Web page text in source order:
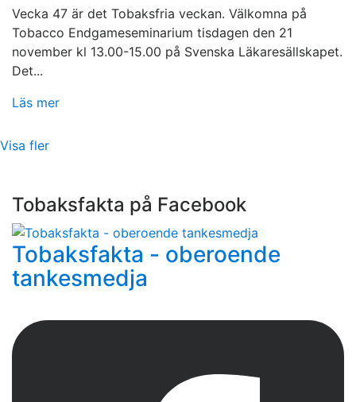
Vecka 47 är det Tobaksfria veckan. Välkomna på
Tobacco Endgameseminarium tisdagen den 21
november kl 13.00-15.00 på Svenska Läkaresällskapet.
Det...
Läs mer
Visa fler
Tobaksfakta på Facebook
Tobaksfakta - oberoende
tankesmedja